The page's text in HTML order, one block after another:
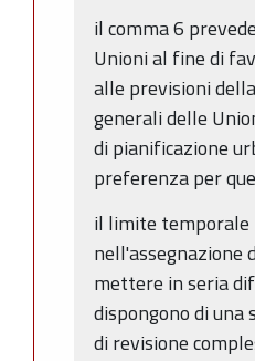
il comma 6
Unioni al fine di
alle previsioni
generali delle
di pianificazione
preferenza per
il limite temporale
nell'assegnazione
mettere in seria
dispongono di
di revisione